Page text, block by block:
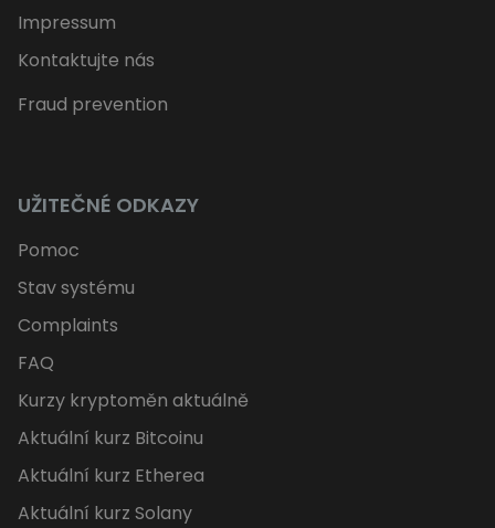
Impressum
Kontaktujte nás
Fraud prevention
UŽITEČNÉ ODKAZY
Pomoc
Stav systému
Complaints
FAQ
Kurzy kryptoměn aktuálně
Aktuální kurz Bitcoinu
Aktuální kurz Etherea
Aktuální kurz Solany